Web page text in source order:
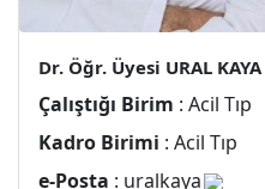
Dr. Öğr. Üyesi URAL KAYA
Çalıştığı Birim : Acil Tıp
Kadro Birimi : Acil Tıp
e-Posta : uralkaya